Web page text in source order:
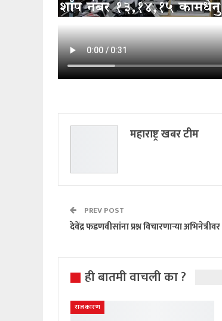
महाराष्ट्र खबर टीम
PREV POST
देवेंद्र फडणवीसांना प्रश्न विचारणाऱ्या अभिनेत्रीवर
ही बातमी वाचली का ?
राजकारण